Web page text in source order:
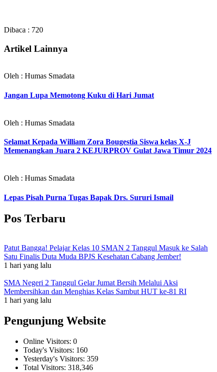
Dibaca : 720
Artikel Lainnya
Oleh : Humas Smadata
Jangan Lupa Memotong Kuku di Hari Jumat
Oleh : Humas Smadata
Selamat Kepada William Zora Bougestia Siswa kelas X-J
Memenangkan Juara 2 KEJURPROV Gulat Jawa Timur 2024
Oleh : Humas Smadata
Lepas Pisah Purna Tugas Bapak Drs. Sururi Ismail
Pos Terbaru
Patut Bangga! Pelajar Kelas 10 SMAN 2 Tanggul Masuk ke Salah
Satu Finalis Duta Muda BPJS Kesehatan Cabang Jember!
1 hari yang lalu
SMA Negeri 2 Tanggul Gelar Jumat Bersih Melalui Aksi
Membersihkan dan Menghias Kelas Sambut HUT ke-81 RI
1 hari yang lalu
Pengunjung Website
Online Visitors: 0
Today's Visitors: 160
Yesterday's Visitors: 359
Total Visitors: 318,346